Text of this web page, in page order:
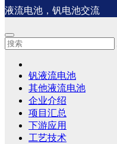
液流电池，钒电池交流
钒液流电池
其他液流电池
企业介绍
项目汇总
下游应用
工艺技术